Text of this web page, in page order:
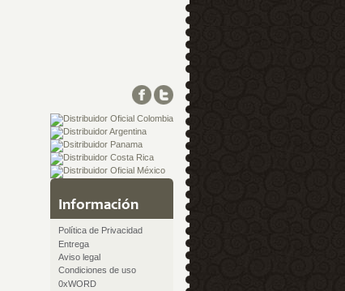
Información
Política de Privacidad
Entrega
Aviso legal
Condiciones de uso
0xWORD